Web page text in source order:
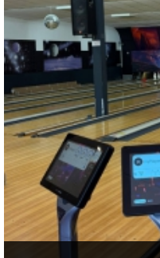
Fürstenwalde, DE
Bekijk project ...